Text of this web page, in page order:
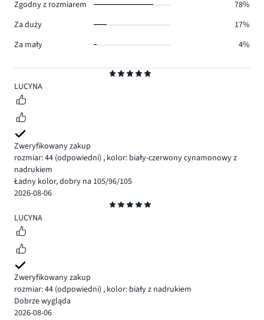
5LUCYNA
Zweryfikowany zakup
rozmiar: 44 (odpowiedni) , kolor: biały-czerwony cynamonowy z
nadrukiem
Ładny kolor, dobry na 105/96/105
2026-08-06
5LUCYNA
Zweryfikowany zakup
rozmiar: 44 (odpowiedni) , kolor: biały z nadrukiem
Dobrze wygląda
2026-08-06
Zgodny z rozmiarem
78%
Za duży
17%
Za mały
4%